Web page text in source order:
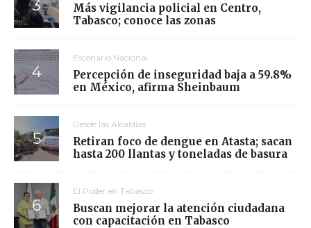
Más vigilancia policial en Centro,
Tabasco; conoce las zonas
Escenario Nacional
Percepción de inseguridad baja a 59.8%
en México, afirma Sheinbaum
Desde las Alcaldías
Retiran foco de dengue en Atasta; sacan
hasta 200 llantas y toneladas de basura
El Poder en Tabasco
Buscan mejorar la atención ciudadana
con capacitación en Tabasco